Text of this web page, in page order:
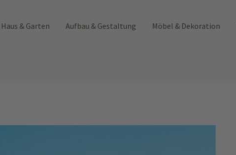
Haus & Garten Aufbau & Gestaltung Möbel & Dekoration